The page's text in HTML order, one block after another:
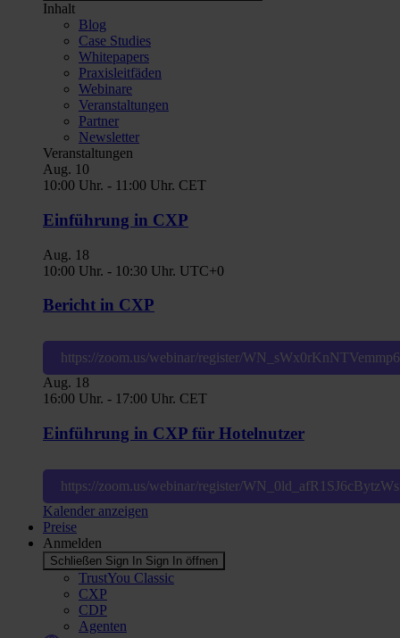
Inhalt
Blog
Case Studies
Whitepapers
Praxisleitfäden
Webinare
Veranstaltungen
Partner
Newsletter
Veranstaltungen
Aug. 10
10:00 Uhr. - 11:00 Uhr. CET
Einführung in CXP
Aug. 18
10:00 Uhr. - 10:30 Uhr. UTC+0
Bericht in CXP
https://zoom.us/webinar/register/
Aug. 18
16:00 Uhr. - 17:00 Uhr. CET
Einführung in CXP für Hotelnutzer
https://zoom.us/webinar/register/
Kalender anzeigen
Preise
Anmelden
Schließen Sign In Sign In öffnen
TrustYou Classic
CXP
CDP
Agenten